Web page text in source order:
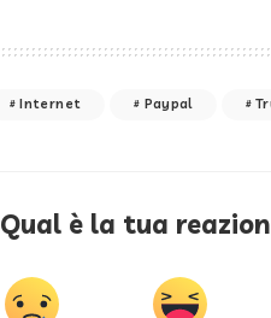
Internet Paypal
Qual è la tua